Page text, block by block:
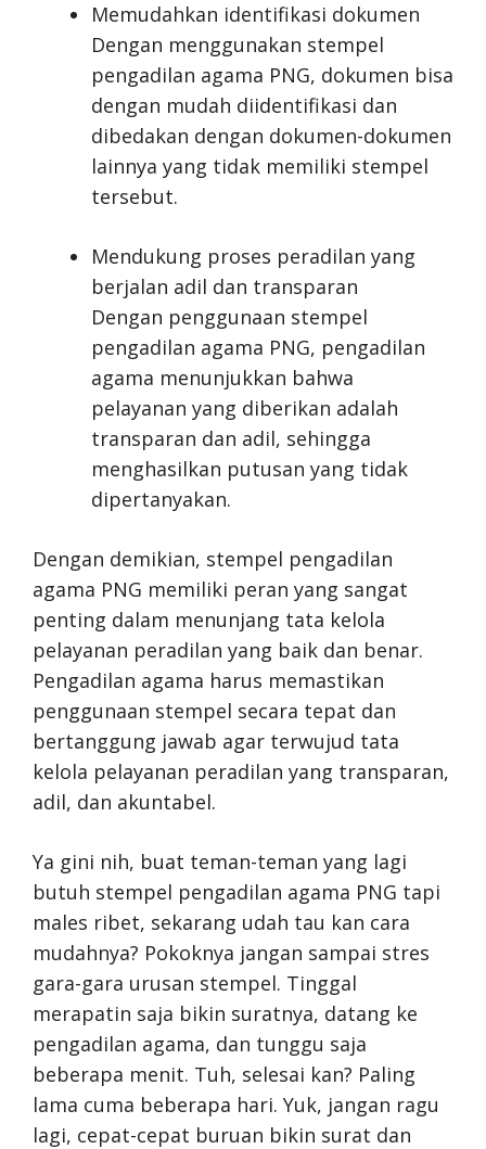
Memudahkan identifikasi dokumen
Dengan menggunakan stempel
pengadilan agama PNG, dokumen bisa
dengan mudah diidentifikasi dan
dibedakan dengan dokumen-dokumen
lainnya yang tidak memiliki stempel
tersebut.
Mendukung proses peradilan yang
berjalan adil dan transparan
Dengan penggunaan stempel
pengadilan agama PNG, pengadilan
agama menunjukkan bahwa
pelayanan yang diberikan adalah
transparan dan adil, sehingga
menghasilkan putusan yang tidak
dipertanyakan.
Dengan demikian, stempel pengadilan
agama PNG memiliki peran yang sangat
penting dalam menunjang tata kelola
pelayanan peradilan yang baik dan benar.
Pengadilan agama harus memastikan
penggunaan stempel secara tepat dan
bertanggung jawab agar terwujud tata
kelola pelayanan peradilan yang transparan,
adil, dan akuntabel.
Ya gini nih, buat teman-teman yang lagi
butuh stempel pengadilan agama PNG tapi
males ribet, sekarang udah tau kan cara
mudahnya? Pokoknya jangan sampai stres
gara-gara urusan stempel. Tinggal
merapatin saja bikin suratnya, datang ke
pengadilan agama, dan tunggu saja
beberapa menit. Tuh, selesai kan? Paling
lama cuma beberapa hari. Yuk, jangan ragu
lagi, cepat-cepat buruan bikin surat dan